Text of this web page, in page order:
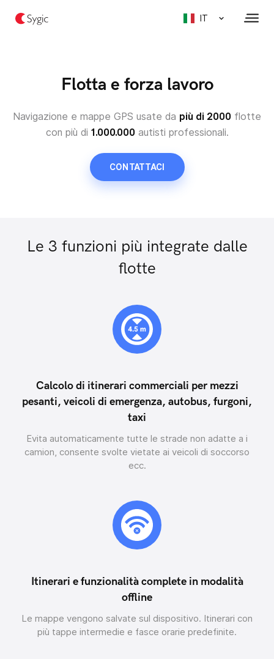
IT
Flotta e forza lavoro
Navigazione e mappe GPS usate da più di 2000 flotte
con più di 1.000.000autisti professionali.
CONTATTACI
Le 3 funzioni più integrate dalle
flotte
Calcolo di itinerari commerciali per mezzi
pesanti, veicoli di emergenza, autobus, furgoni,
taxi
Evita automaticamente tutte le strade non adatte a i
camion, consente svolte vietate ai veicoli di soccorso
ecc.
Itinerari e funzionalità complete in modalità
offline
Le mappe vengono salvate sul dispositivo. Itinerari con
più tappe intermedie e fasce orarie predefinite.